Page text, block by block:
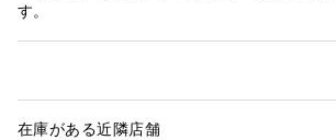
す。
在庫がある近隣店舗